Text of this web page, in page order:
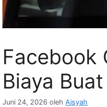
Facebook
Biaya
Juni 24, 2026 oleh Aisyah